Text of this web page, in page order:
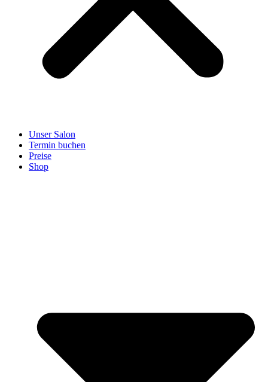
Unser Salon
Termin buchen
Preise
Shop